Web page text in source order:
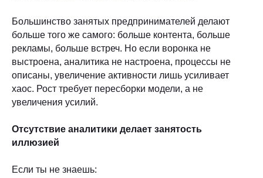
Большинство занятых предпринимателей делают
больше того же самого: больше контента, больше
рекламы, больше встреч. Но если воронка не
выстроена, аналитика не настроена, процессы не
описаны, увеличение активности лишь усиливает
хаос. Рост требует пересборки модели, а не
увеличения усилий.
Отсутствие аналитики делает занятость
иллюзией
Если ты не знаешь: